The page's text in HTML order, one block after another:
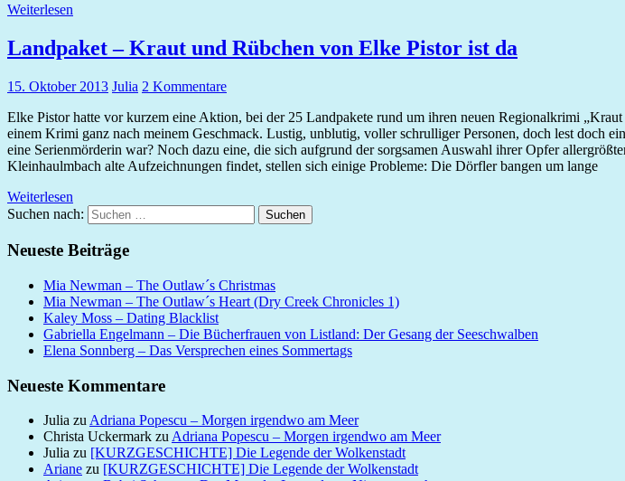
Weiterlesen
Landpaket – Kraut und Rübchen von Elke Pistor ist da
15. Oktober 2013 Julia 2 Kommentare
Elke Pistor hatte vor kurzem eine Aktion, bei der 25 Landpakete rund um ihren neuen Regionalkrimi
einem Krimi ganz nach meinem Geschmack. Lustig, unblutig, voller schrulliger Personen, doch lest doch
eine Serienmörderin war? Noch dazu eine, die sich aufgrund der sorgsamen Auswahl ihrer Opfer
Kleinhaulmbach alte Aufzeichnungen findet, stellen sich einige Probleme: Die Dörfler bangen um lange
Weiterlesen
Suchen nach:
Suchen
Neueste Beiträge
Mia Newman – The Outlaw´s Christmas
Mia Newman – The Outlaw´s Heart (Dry Creek Chronicles 1)
Kaley Moss – Dating Blacklist
Gabriella Engelmann – Die Bücherfrauen von Listland: Der Gesang der Seeschwalben
Elena Sonnberg – Das Versprechen eines Sommertags
Neueste Kommentare
Julia zuAdriana Popescu – Morgen irgendwo am Meer
Christa Uckermark zuAdriana Popescu – Morgen irgendwo am Meer
Julia zu [KURZGESCHICHTE] Die Legende der Wolkenstadt
Ariane zu [KURZGESCHICHTE] Die Legende der Wolkenstadt